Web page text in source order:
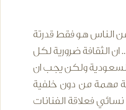
من الناس هو فقط قدرتة
الثقافة ضرورية لكل
السعودية ولكن يجب ان
مهمة من دون خلفية
فعلاقة الفنانات